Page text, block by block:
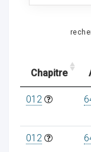
Chapitre
012
012